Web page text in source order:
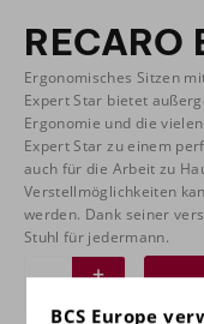
BCS Europe
Ergonomisches Sitzen
Expert Star bietet
Ergonomie und die
Expert Star zu einem
auch für die Arbeit zu
Verstellmöglichkeiten
werden. Dank seiner
Stuhl für jedermann.